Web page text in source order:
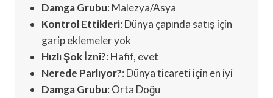
Damga Grubu: Malezya/Asya
Kontrol Ettikleri: Dünya çapında satış için
garip eklemeler yok
Hızlı Şok İzni?: Hafif, evet
Nerede Parlıyor?: Dünya ticareti için en iyi
Damga Grubu: Orta Doğu